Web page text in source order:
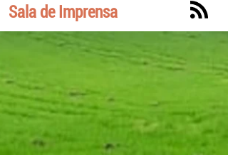
Sala de Imprensa